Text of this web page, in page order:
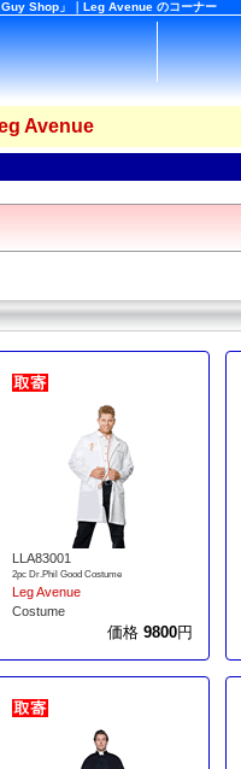
Shop」｜Leg Avenue のコーナー
Avenue
LLA83001
2pc Dr.Phil Good Costume
Leg Avenue
Costume
価格9800円